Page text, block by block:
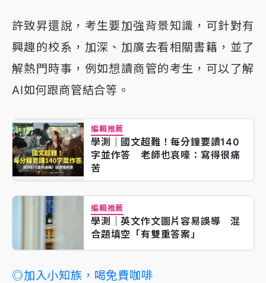
許致昇還說，考生要加強背景知識，可針對有
興趣的校系，加深、加廣去看相關書籍，並了
解熱門時事，例如想讀商管的考生，可以了解
AI如何跟商管結合等。
編輯推薦
學測｜國文超難！每分鐘要讀140
字並作答 老師也哀嚎：寫得很痛
苦
編輯推薦
學測｜英文作文圖片容易誤導 混
合題填空「有雙重答案」
◎加入小知族，喝免費咖啡